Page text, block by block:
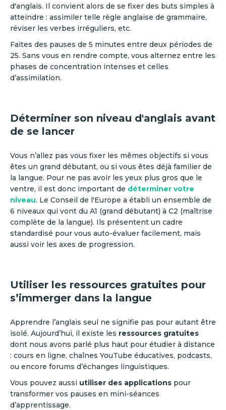
d'anglais. Il convient alors de se fixer des buts simples à
atteindre : assimiler telle règle anglaise de grammaire,
réviser les verbes irréguliers, etc.
Faites des pauses de 5 minutes entre deux périodes de
25. Sans vous en rendre compte, vous alternez entre les
phases de concentration intenses et celles
d’assimilation.
Déterminer son niveau d'anglais avant
de se lancer
Vous n’allez pas vous fixer les mêmes objectifs si vous
êtes un grand débutant, ou si vous êtes déjà familier de
la langue. Pour ne pas avoir les yeux plus gros que le
ventre, il est donc important de déterminer votre
niveau. Le Conseil de l'Europe a établi un ensemble de
6 niveaux qui vont du A1 (grand débutant) à C2 (maîtrise
complète de la langue). Ils présentent un cadre
standardisé pour vous auto-évaluer facilement, mais
aussi voir les axes de progression.
Utiliser les ressources gratuites pour
s’immerger dans la langue
Apprendre l’anglais seul ne signifie pas pour autant être
isolé. Aujourd’hui, il existe les ressources gratuites
dont nous avons parlé plus haut pour étudier à distance
: cours en ligne, chaînes YouTube éducatives, podcasts,
ou encore forums d’échanges linguistiques.
Vous pouvez aussi utiliser des applications pour
transformer vos pauses en mini-séances
d’apprentissage.